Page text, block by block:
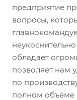
предприятие
вопросы,
обладает
позволяет нам
по
полном объёме